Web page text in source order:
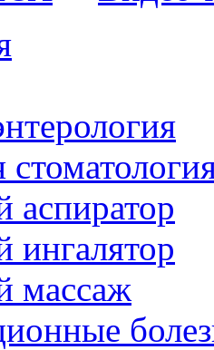
аспиратор
ингалятор
массаж